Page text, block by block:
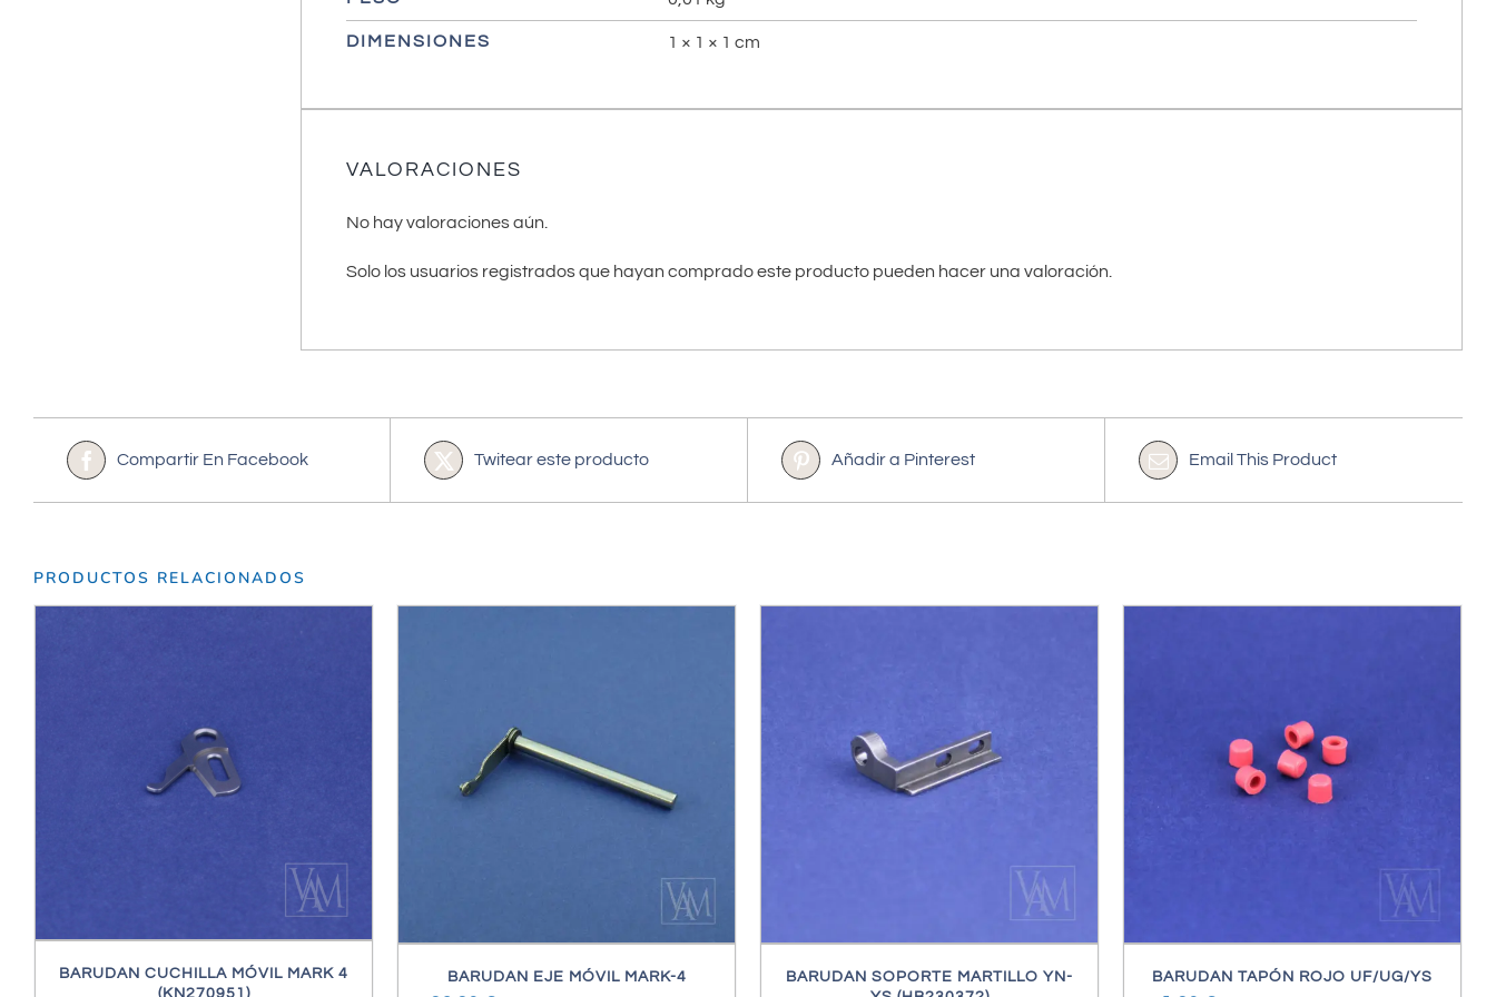
DIMENSIONES 1 × 1 × 1 cm
VALORACIONES
No hay valoraciones aún.
Solo los usuarios registrados que hayan comprado este producto pueden hacer una valoración.
Compartir En Facebook Twitear este producto Añadir a Pinterest Email This Product
PRODUCTOS RELACIONADOS
BARUDAN CUCHILLA MÓVIL MARK 4
/ DETALLES
BARUDAN EJE MÓVIL MARK-4
/ DETALLES
BARUDAN SOPORTE MARTILLO YN-
/ DETALLES
BARUDAN TAPÓN ROJO UF/UG/YS